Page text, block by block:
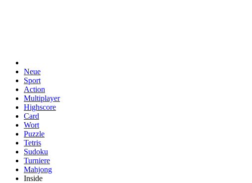
Neue
Sport
Action
Multiplayer
Highscore
Card
Wort
Puzzle
Tetris
Sudoku
Turniere
Mahjong
Inside